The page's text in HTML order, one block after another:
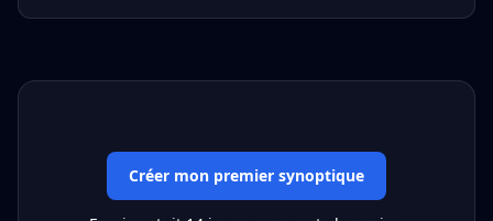
Créer mon premier synoptique